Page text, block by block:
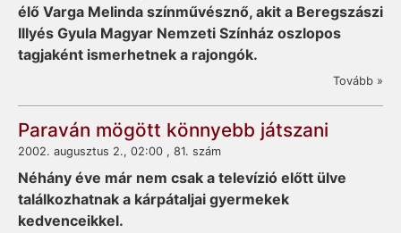
élő Varga Melinda szín­­művész­nő, akit a Beregszászi
Illyés Gyula Magyar Nem­­zeti Színház oszlopos
tagjaként ismerhetnek a rajongók.
Tovább »
Paraván mögött könnyebb játszani
2002. augusztus 2., 02:00 , 81. szám
Néhány éve már nem csak a televízió előtt ülve
találkozhatnak a kárpátaljai gyermekek
kedvenceikkel.